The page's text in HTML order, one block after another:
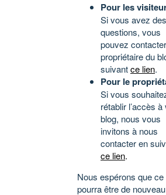
Pour les
Si vous avez des
questions, vous
pouvez
propriétaire du
suivantce lien.
Pour le
Si vous
rétablir l’accès à
blog, nous vous
invitons à nous
contacter en
ce lien.
Nous espérons que ce
pourra être de nouveau